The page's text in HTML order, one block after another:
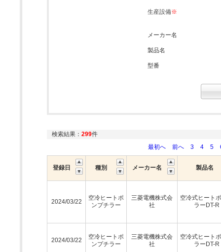
生産設備※
メーカー名
製品名
型番
検索結果： 299件
最初へ
前へ 3 4 5
登録日 種別 メーカー名 製品名
2024/03/22
空冷ヒートポ
ンプチラー
三菱電機株式会
社
空冷式ヒート
ラーDT-
2024/03/22
空冷ヒートポ
ンプチラー
三菱電機株式会
社
空冷式ヒート
ラーDT-